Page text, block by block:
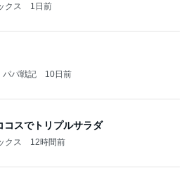
クス 1日前
パ戦記 10日前
コスでトリプルサラダ
クス 12時間前